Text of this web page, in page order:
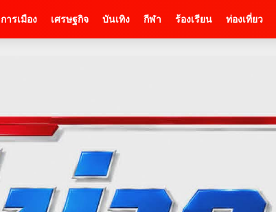
การเมือง เศรษฐกิจ บันเทิง กีฬา ร้องเรียน ท่องเที่ยว